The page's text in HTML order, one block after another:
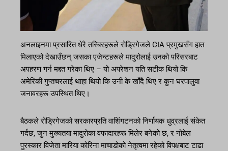
अनलाइनमा प्रसारित धेरै तस्बिरहरूले रोड्रिगेजले CIA प्रमुखसँग हात
मिलाएको देखाउँछन् जसका एजेन्टहरूले मादुरोलाई उनको परिसरबाट
अपहरण गर्न मद्दत गरेका थिए – यो अपरेशन यति सटीक थियो कि
अमेरिकी गुप्तचरलाई थाहा थियो कि उनी के खाँदै थिए र कुन घरपालुवा
जनावरहरू उपस्थित थिए।
बैठकले रोड्रिगेजको सरकारप्रति वाशिंगटनको निर्णायक धुव्रलाई संकेत
गर्दछ, जुन मुख्यतया मादुरोका वफादारहरू मिलेर बनेको छ, र नोबेल
पुरस्कार विजेता मारिया कोरिना माचाडोको नेतृत्वमा रहेको विपक्षबाट टाढा